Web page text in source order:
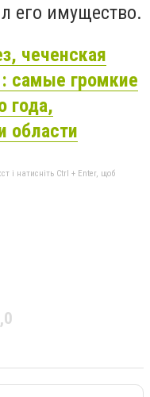
его имущество.
чеченская
самые громкие
года,
области
і натисніть Ctrl + Enter, щоб